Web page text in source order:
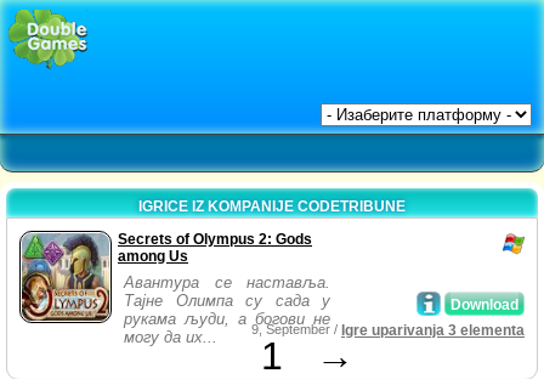
IGRICE IZ KOMPANIJE CODETRIBUNE
Secrets of Olympus 2: Gods
among Us
Авантура се наставља.
Тајне Олимпа су сада у
рукама људи, а богови не
могу да их...
Download
9, September / Igre uparivanja 3 elementa
1 →